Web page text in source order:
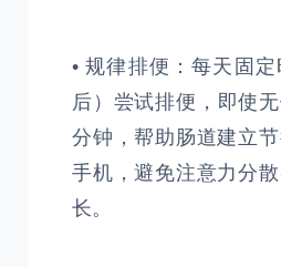
• 规律排便：每天固
后）尝试排便，即使
分钟，帮助肠道建立
手机，避免注意力分
长。